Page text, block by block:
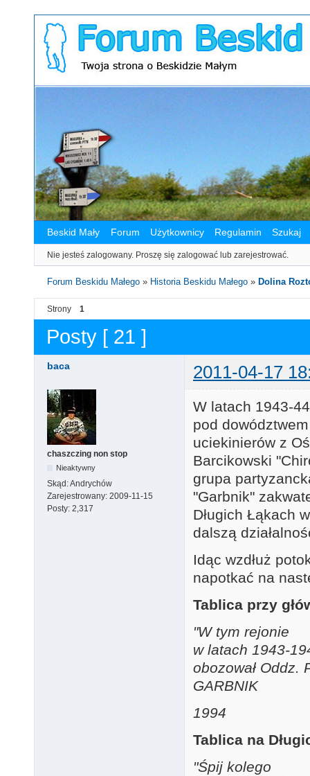
Beskid Mały Forum Użytkownicy Regulamin Szukaj
Nie jesteś zalogowany. Proszę się zalogować lub zarejestrować.
Forum Beskidu Małego » Historia Beskidu Małego » Dolina
Strony 1
Posty [ 21 ]
baca 2011-04-17
chaszczing non stop
Nieaktywny
Skąd:Andrychów
Zarejestrowany: 2009-11-15
Posty: 2,317
W latach 1943-
pod
uciekinierów z
Barcikowski
grupa
"Garbnik"
Długich Łąkach
dalszą
Idąc wzdłuż
napotkać na
Tablica przy
"W tym rejonie
w latach 1943-
obozował Oddz.
GARBNIK
1994
Tablica na
"Śpij kolego